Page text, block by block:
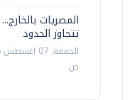
المصريات
تتجاوز الحدود
ص